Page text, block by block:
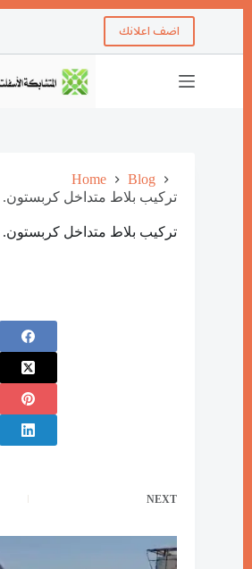
اضف اعلانك
Home
Blog
تركيب بلاط متداخل كربستون. 55337172
تركيب بلاط متداخل كربستون. 55337172
NEXT